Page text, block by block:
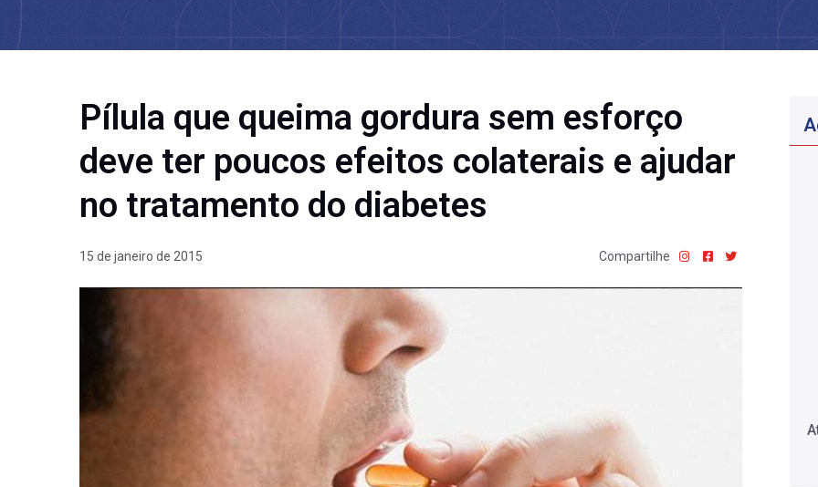
Pílula que queima gordura sem esforço
deve ter poucos efeitos colaterais e ajudar
no tratamento do diabetes
15 de janeiro de 2015 Compartilhe